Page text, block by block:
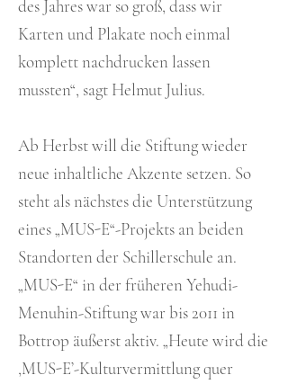
des Jahres war so groß, dass wir
Karten und Plakate noch einmal
komplett nachdrucken lassen
mussten“, sagt Helmut Julius.
Ab Herbst will die Stiftung wieder
neue inhaltliche Akzente setzen. So
steht als nächstes die Unterstützung
eines „MUS-E“-Projekts an beiden
Standorten der Schillerschule an.
„MUS-E“ in der früheren Yehudi-
Menuhin-Stiftung war bis 2011 in
Bottrop äußerst aktiv. „Heute wird die
,MUS-E’-Kulturvermittlung quer